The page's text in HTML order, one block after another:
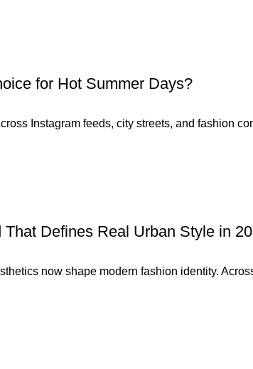
for Hot Summer Days?
Instagram feeds, city streets, and fashion
Defines Real Urban Style in
now shape modern fashion identity.